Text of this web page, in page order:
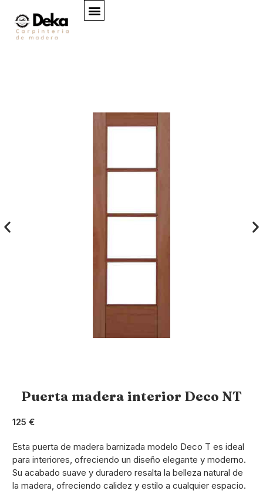
Puerta madera interior Deco NT
125 €
Esta puerta de madera barnizada modelo Deco T es ideal
para interiores, ofreciendo un diseño elegante y moderno.
Su acabado suave y duradero resalta la belleza natural de
la madera, ofreciendo calidez y estilo a cualquier espacio.